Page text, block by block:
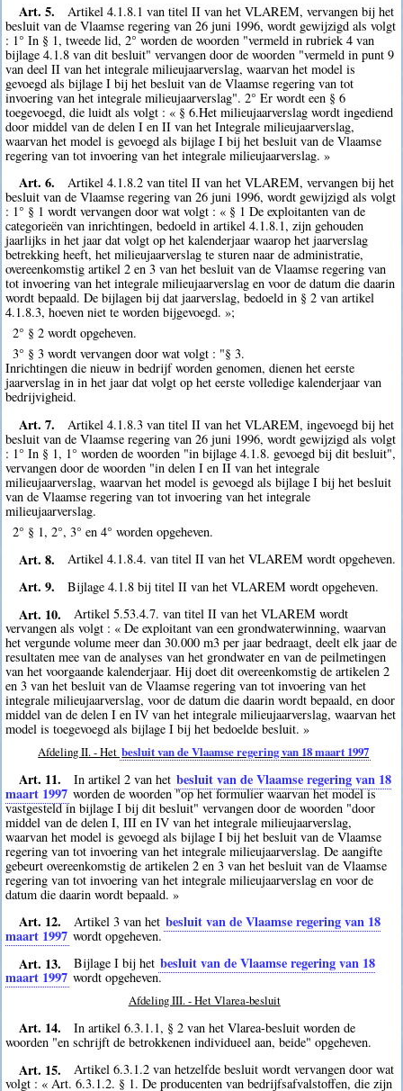
Art. 5.
Artikel 4.1.8.1 van titel II van het VLAREM, vervangen bij het
besluit van de Vlaamse regering van 26 juni 1996, wordt gewijzigd als volgt
: 1° In § 1, tweede lid, 2° worden de woorden "vermeld in rubriek 4 van
bijlage 4.1.8 van dit besluit" vervangen door de woorden "vermeld in punt 9
van deel II van het integrale milieujaarverslag, waarvan het model is
gevoegd als bijlage I bij het besluit van de Vlaamse regering van tot
invoering van het integrale milieujaarverslag". 2° Er wordt een § 6
toegevoegd, die luidt als volgt : « § 6.Het milieujaarverslag wordt ingediend
door middel van de delen I en II van het Integrale milieujaarverslag,
waarvan het model is gevoegd als bijlage I bij het besluit van de Vlaamse
regering van tot invoering van het integrale milieujaarverslag. »
Art. 6.
Artikel 4.1.8.2 van titel II van het VLAREM, vervangen bij het
besluit van de Vlaamse regering van 26 juni 1996, wordt gewijzigd als volgt
: 1° § 1 wordt vervangen door wat volgt : « § 1 De exploitanten van de
categorieën van inrichtingen, bedoeld in artikel 4.1.8.1, zijn gehouden
jaarlijks in het jaar dat volgt op het kalenderjaar waarop het jaarverslag
betrekking heeft, het milieujaarverslag te sturen naar de administratie,
overeenkomstig artikel 2 en 3 van het besluit van de Vlaamse regering van
tot invoering van het integrale milieujaarverslag en voor de datum die daarin
wordt bepaald. De bijlagen bij dat jaarverslag, bedoeld in § 2 van artikel
4.1.8.3, hoeven niet te worden bijgevoegd. »;
2° § 2 wordt opgeheven.
3° § 3 wordt vervangen door wat volgt : "§ 3.
Inrichtingen die nieuw in bedrijf worden genomen, dienen het eerste
jaarverslag in in het jaar dat volgt op het eerste volledige kalenderjaar van
bedrijvigheid.
Art. 7.
Artikel 4.1.8.3 van titel II van het VLAREM, ingevoegd bij het
besluit van de Vlaamse regering van 26 juni 1996, wordt gewijzigd als volgt
: 1° In § 1, 1° worden de woorden "in bijlage 4.1.8. gevoegd bij dit besluit",
vervangen door de woorden "in delen I en II van het integrale
milieujaarverslag, waarvan het model is gevoegd als bijlage I bij het besluit
van de Vlaamse regering van tot invoering van het integrale
milieujaarverslag.
2° § 1, 2°, 3° en 4° worden opgeheven.
Art. 8. Artikel 4.1.8.4. van titel II van het VLAREM wordt opgeheven.
Art. 9. Bijlage 4.1.8 bij titel II van het VLAREM wordt opgeheven.
Art. 10.
Artikel 5.53.4.7. van titel II van het VLAREM wordt
vervangen als volgt : « De exploitant van een grondwaterwinning, waarvan
het vergunde volume meer dan 30.000 m3 per jaar bedraagt, deelt elk jaar de
resultaten mee van de analyses van het grondwater en van de peilmetingen
van het voorgaande kalenderjaar. Hij doet dit overeenkomstig de artikelen 2
en 3 van het besluit van de Vlaamse regering van tot invoering van het
integrale milieujaarverslag, voor de datum die daarin wordt bepaald, en door
middel van de delen I en IV van het integrale milieujaarverslag, waarvan het
model is toegevoegd als bijlage I bij het bedoelde besluit. »
Afdeling II. - Het besluit van de Vlaamse regering van 18 maart 1997
Art. 11. In artikel 2 van het besluit van de Vlaamse regering van 18
maart 1997 worden de woorden "op het formulier waarvan het model is
vastgesteld in bijlage I bij dit besluit" vervangen door de woorden "door
middel van de delen I, III en IV van het integrale milieujaarverslag,
waarvan het model is gevoegd als bijlage I bij het besluit van de Vlaamse
regering van tot invoering van het integrale milieujaarverslag. De aangifte
gebeurt overeenkomstig de artikelen 2 en 3 van het besluit van de Vlaamse
regering van tot invoering van het integrale milieujaarverslag en voor de
datum die daarin wordt bepaald. »
Art. 12. Artikel 3 van het besluit van de Vlaamse regering van 18
maart 1997 wordt opgeheven.
Art. 13. Bijlage I bij het besluit van de Vlaamse regering van 18
maart 1997 wordt opgeheven.
Afdeling III. - Het Vlarea-besluit
Art. 14.
In artikel 6.3.1.1, § 2 van het Vlarea-besluit worden de
woorden "en schrijft de betrokkenen individueel aan, beide" opgeheven.
Art. 15.
Artikel 6.3.1.2 van hetzelfde besluit wordt vervangen door wat
volgt : « Art. 6.3.1.2. § 1. De producenten van bedrijfsafvalstoffen, die zijn